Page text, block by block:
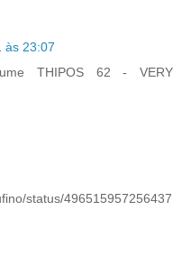
às 23:07
THIPOS 62 - VERY
status/496515957256437